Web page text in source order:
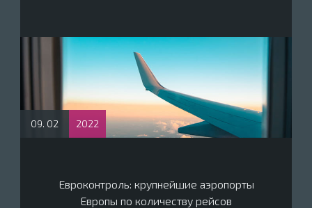
09. 02 2022
Евроконтроль: крупнейшие аэропорты
Европы по количеству рейсов